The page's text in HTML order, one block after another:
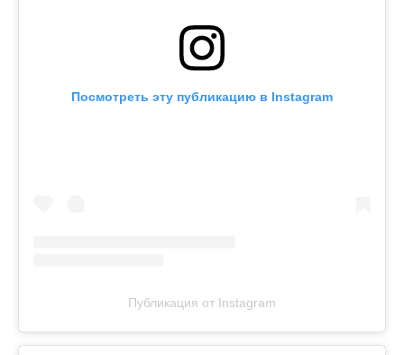
Посмотреть эту публикацию в Instagram
Публикация от Instagram